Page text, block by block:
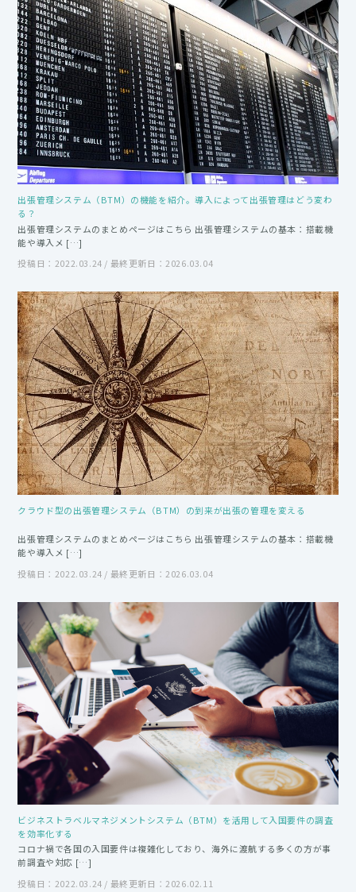
出張管理システム（BTM）の機能を紹介。導入によって出張管理はどう変わ
る？
出張管理システムのまとめページはこちら 出張管理システムの基本：搭載機
能や導入メ […]
投稿日：2022.03.24 / 最終更新日：2026.03.04
クラウド型の出張管理システム（BTM）の到来が出張の管理を変える
出張管理システムのまとめページはこちら 出張管理システムの基本：搭載機
能や導入メ […]
投稿日：2022.03.24 / 最終更新日：2026.03.04
ビジネストラベルマネジメントシステム（BTM）を活用して入国要件の調査
を効率化する
コロナ禍で各国の入国要件は複雑化しており、海外に渡航する多くの方が事
前調査や対応 […]
投稿日：2022.03.24 / 最終更新日：2026.02.11